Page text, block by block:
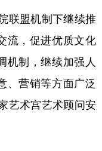
盟机制下继续推
流，促进优质文化
机制，继续加强人
、营销等方面广泛
艺术宫艺术顾问安